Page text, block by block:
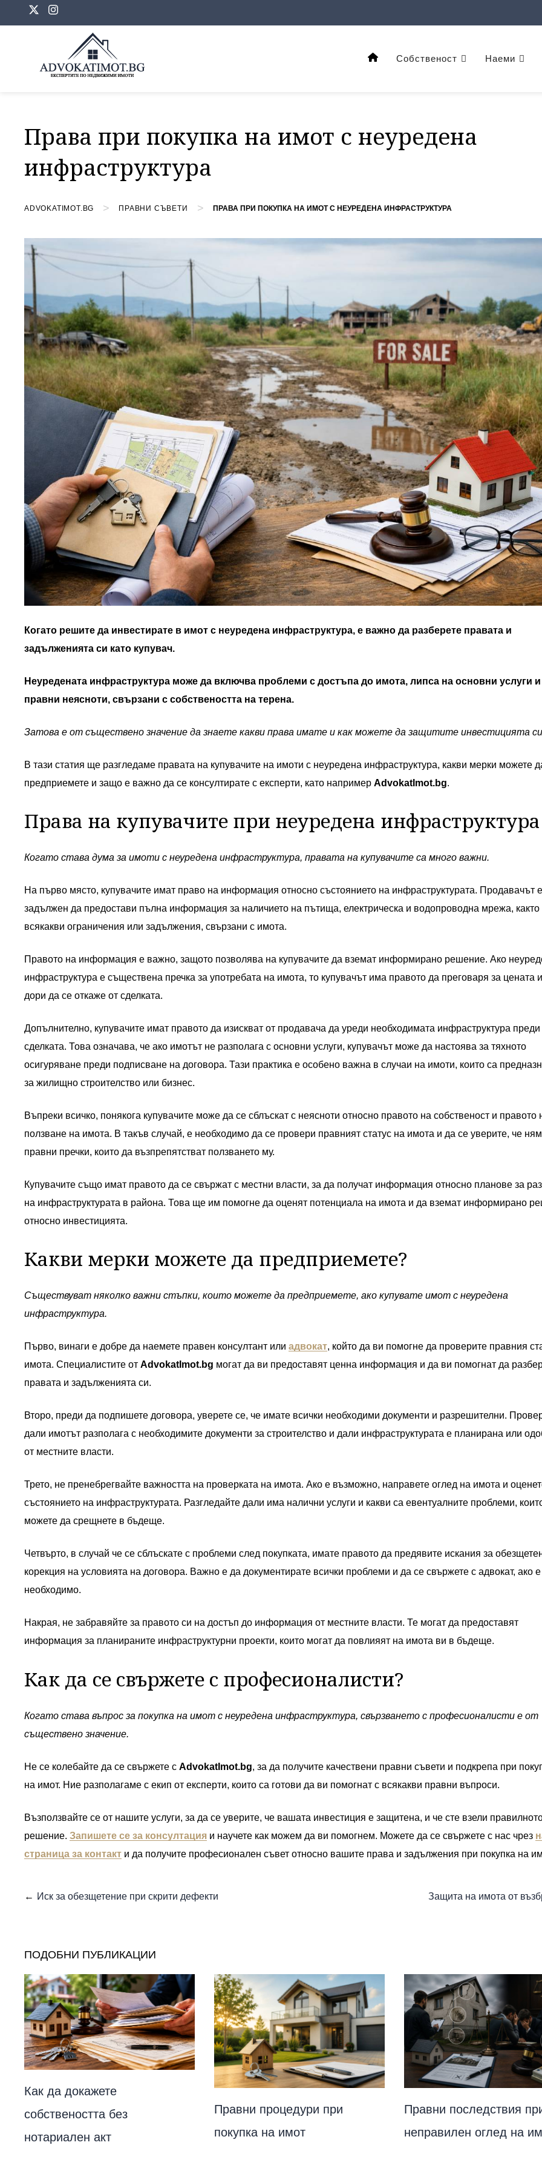
to
Собственост
Наеми
Права при покупка на имот с неуредена
инфраструктура
ADVOKATIMOT.BG > ПРАВНИ СЪВЕТИ > ПРАВА ПРИ ПОКУПКА НА ИМОТ С НЕУРЕДЕНА ИНФРАСТРУКТУРА
Когато решите да инвестирате в имот с неуредена инфраструктура, е важно да разберете правата и
задълженията си като купувач.
Неуредената инфраструктура може да включва проблеми с достъпа до имота, липса на основни услуги
правни неясноти, свързани с собствеността на терена.
Затова е от съществено значение да знаете какви права имате и как можете да защитите инвестицията
В тази статия ще разгледаме правата на купувачите на имоти с неуредена инфраструктура, какви мерки можете
предприемете и защо е важно да се консултирате с експерти, като например AdvokatImot.bg.
Права на купувачите при неуредена инфраструктура
Когато става дума за имоти с неуредена инфраструктура, правата на купувачите са много важни.
На първо място, купувачите имат право на информация относно състоянието на инфраструктурата. Продавачът е
задължен да предостави пълна информация за наличието на пътища, електрическа и водопроводна мрежа, както
всякакви ограничения или задължения, свързани с имота.
Правото на информация е важно, защото позволява на купувачите да вземат информирано решение. Ако
инфраструктура е съществена пречка за употребата на имота, то купувачът има правото да преговаря за цената
дори да се откаже от сделката.
Допълнително, купувачите имат правото да изискват от продавача да уреди необходимата инфраструктура преди
сделката. Това означава, че ако имотът не разполага с основни услуги, купувачът може да настоява за тяхното
осигуряване преди подписване на договора. Тази практика е особено важна в случаи на имоти, които са
за жилищно строителство или бизнес.
Въпреки всичко, понякога купувачите може да се сблъскат с неясноти относно правото на собственост и правото
ползване на имота. В такъв случай, е необходимо да се провери правният статус на имота и да се уверите, че
правни пречки, които да възпрепятстват ползването му.
Купувачите също имат правото да се свържат с местни власти, за да получат информация относно планове за
на инфраструктурата в района. Това ще им помогне да оценят потенциала на имота и да вземат информирано
относно инвестицията.
Какви мерки можете да предприемете?
Съществуват няколко важни стъпки, които можете да предприемете, ако купувате имот с неуредена
инфраструктура.
Първо, винаги е добре да наемете правен консултант или адвокат, който да ви помогне да проверите правния
имота. Специалистите от AdvokatImot.bg могат да ви предоставят ценна информация и да ви помогнат да
правата и задълженията си.
Второ, преди да подпишете договора, уверете се, че имате всички необходими документи и разрешителни.
дали имотът разполага с необходимите документи за строителство и дали инфраструктурата е планирана или
от местните власти.
Трето, не пренебрегвайте важността на проверката на имота. Ако е възможно, направете оглед на имота и
състоянието на инфраструктурата. Разгледайте дали има налични услуги и какви са евентуалните проблеми,
можете да срещнете в бъдеще.
Четвърто, в случай че се сблъскате с проблеми след покупката, имате правото да предявите искания за
корекция на условията на договора. Важно е да документирате всички проблеми и да се свържете с адвокат, ако е
необходимо.
Накрая, не забравяйте за правото си на достъп до информация от местните власти. Те могат да предоставят
информация за планираните инфраструктурни проекти, които могат да повлияят на имота ви в бъдеще.
Как да се свържете с професионалисти?
Когато става въпрос за покупка на имот с неуредена инфраструктура, свързването с професионалисти е от
съществено значение.
Не се колебайте да се свържете с AdvokatImot.bg, за да получите качествени правни съвети и подкрепа при
на имот. Ние разполагаме с екип от експерти, които са готови да ви помогнат с всякакви правни въпроси.
Възползвайте се от нашите услуги, за да се уверите, че вашата инвестиция е защитена, и че сте взели
решение. Запишете се за консултация и научете как можем да ви помогнем. Можете да се свържете с нас чрез
страница за контакт и да получите професионален съвет относно вашите права и задължения при покупка на
Иск за обезщетение при скрити дефекти Защита на имота от
ПОДОБНИ ПУБЛИКАЦИИ
Как да докажете
собствеността без
нотариален акт
Правни процедури при
покупка на имот
Правни последствия
неправилен оглед на